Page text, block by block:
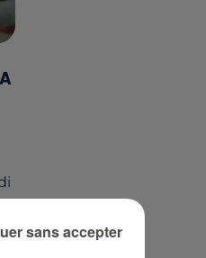
sans accepter